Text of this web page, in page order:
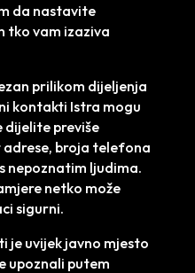
da nastavite
tko vam izaziva
prilikom dijeljenja
kontakti Istra mogu
dijelite previše
broja telefona
nepoznatim ljudima.
netko može
sigurni.
je uvijek javno mjesto
upoznali putem